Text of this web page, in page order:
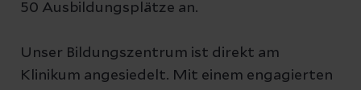
50 Ausbildungsplätze an.
Unser Bildungszentrum ist direkt am
Klinikum angesiedelt. Mit einem engagierten